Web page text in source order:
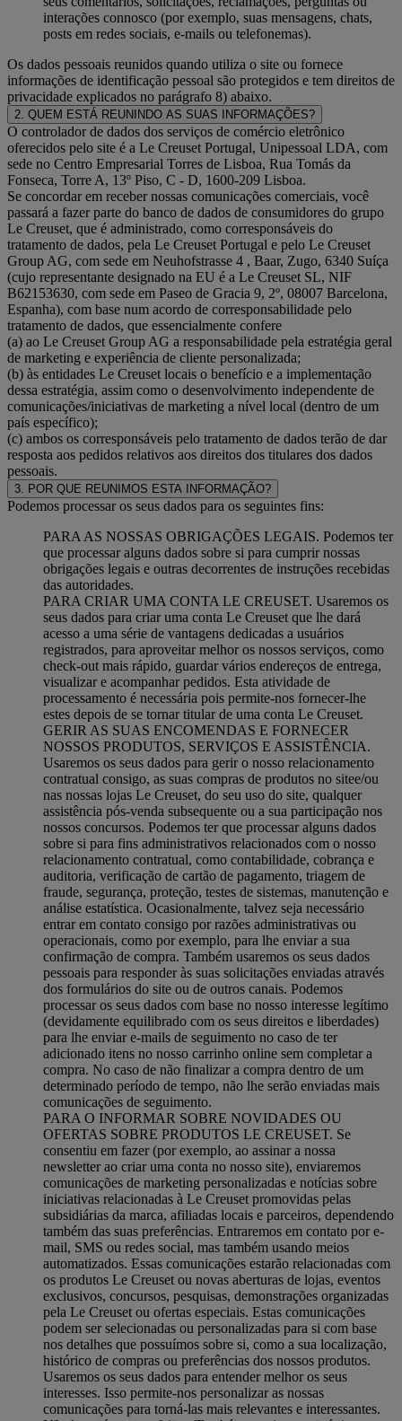
interações connosco (por exemplo, suas mensagens, chats,
posts em redes sociais, e-mails ou telefonemas).
Os dados pessoais reunidos quando utiliza o site ou fornece
informações de identificação pessoal são protegidos e tem direitos de
privacidade explicados no parágrafo 8) abaixo.
2. QUEM ESTÁ REUNINDO AS SUAS INFORMAÇÕES?
O controlador de dados dos serviços de comércio eletrônico
oferecidos pelo site é a Le Creuset Portugal, Unipessoal LDA, com
sede no Centro Empresarial Torres de Lisboa, Rua Tomás da
Fonseca, Torre A, 13º Piso, C - D, 1600-209 Lisboa.
Se concordar em receber nossas comunicações comerciais, você
passará a fazer parte do banco de dados de consumidores do grupo
Le Creuset, que é administrado, como corresponsáveis do
tratamento de dados, pela Le Creuset Portugal e pelo Le Creuset
Group AG, com sede em Neuhofstrasse 4 , Baar, Zugo, 6340 Suíça
(cujo representante designado na EU é a Le Creuset SL, NIF
B62153630, com sede em Paseo de Gracia 9, 2º, 08007 Barcelona,
Espanha), com base num acordo de corresponsabilidade pelo
tratamento de dados, que essencialmente confere
(a) ao Le Creuset Group AG a responsabilidade pela estratégia geral
de marketing e experiência de cliente personalizada;
(b) às entidades Le Creuset locais o benefício e a implementação
dessa estratégia, assim como o desenvolvimento independente de
comunicações/iniciativas de marketing a nível local (dentro de um
país específico);
(c) ambos os corresponsáveis pelo tratamento de dados terão de dar
resposta aos pedidos relativos aos direitos dos titulares dos dados
pessoais.
3. POR QUE REUNIMOS ESTA INFORMAÇÃO?
Podemos processar os seus dados para os seguintes fins:
PARA AS NOSSAS OBRIGAÇÕES LEGAIS. Podemos ter
que processar alguns dados sobre si para cumprir nossas
obrigações legais e outras decorrentes de instruções recebidas
das autoridades.
PARA CRIAR UMA CONTA LE CREUSET. Usaremos os
seus dados para criar uma conta Le Creuset que lhe dará
acesso a uma série de vantagens dedicadas a usuários
registrados, para aproveitar melhor os nossos serviços, como
check-out mais rápido, guardar vários endereços de entrega,
visualizar e acompanhar pedidos. Esta atividade de
processamento é necessária pois permite-nos fornecer-lhe
estes depois de se tornar titular de uma conta Le Creuset.
GERIR AS SUAS ENCOMENDAS E FORNECER
NOSSOS PRODUTOS, SERVIÇOS E ASSISTÊNCIA.
Usaremos os seus dados para gerir o nosso relacionamento
contratual consigo, as suas compras de produtos no sitee/ou
nas nossas lojas Le Creuset, do seu uso do site, qualquer
assistência pós-venda subsequente ou a sua participação nos
nossos concursos. Podemos ter que processar alguns dados
sobre si para fins administrativos relacionados com o nosso
relacionamento contratual, como contabilidade, cobrança e
auditoria, verificação de cartão de pagamento, triagem de
fraude, segurança, proteção, testes de sistemas, manutenção e
análise estatística. Ocasionalmente, talvez seja necessário
entrar em contato consigo por razões administrativas ou
operacionais, como por exemplo, para lhe enviar a sua
confirmação de compra. Também usaremos os seus dados
pessoais para responder às suas solicitações enviadas através
dos formulários do site ou de outros canais. Podemos
processar os seus dados com base no nosso interesse legítimo
(devidamente equilibrado com os seus direitos e liberdades)
para lhe enviar e-mails de seguimento no caso de ter
adicionado itens no nosso carrinho online sem completar a
compra. No caso de não finalizar a compra dentro de um
determinado período de tempo, não lhe serão enviadas mais
comunicações de seguimento.
PARA O INFORMAR SOBRE NOVIDADES OU
OFERTAS SOBRE PRODUTOS LE CREUSET. Se
consentiu em fazer (por exemplo, ao assinar a nossa
newsletter ao criar uma conta no nosso site), enviaremos
comunicações de marketing personalizadas e notícias sobre
iniciativas relacionadas à Le Creuset promovidas pelas
subsidiárias da marca, afiliadas locais e parceiros, dependendo
também das suas preferências. Entraremos em contato por e-
mail, SMS ou redes social, mas também usando meios
automatizados. Essas comunicações estarão relacionadas com
os produtos Le Creuset ou novas aberturas de lojas, eventos
exclusivos, concursos, pesquisas, demonstrações organizadas
pela Le Creuset ou ofertas especiais. Estas comunicações
podem ser selecionadas ou personalizadas para si com base
nos detalhes que possuímos sobre si, como a sua localização,
histórico de compras ou preferências dos nossos produtos.
Usaremos os seus dados para entender melhor os seus
interesses. Isso permite-nos personalizar as nossas
comunicações para torná-las mais relevantes e interessantes.